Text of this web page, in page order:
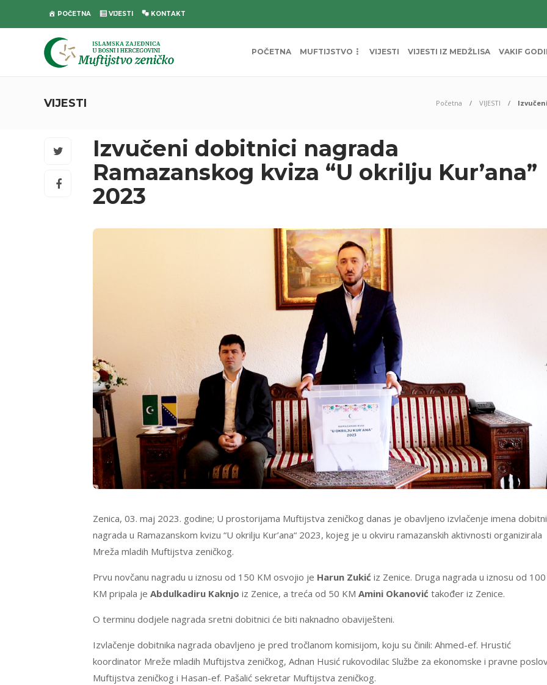
POČETNA VIJESTI KONTAKT
POČETNA MUFTIJSTVO VIJESTI VIJESTI IZ MEDŽLISA VAKIF
VIJESTI Početna VIJESTI
Izvučeni dobitnici nagrada
Ramazanskog kviza “U okrilju Kur’ana”
2023
Zenica, 03. maj 2023. godine; U prostorijama Muftijstva zeničkog danas je obavljeno izvlačenje imena
nagrada u Ramazanskom kvizu “U okrilju Kur’ana“ 2023, kojeg je u okviru ramazanskih aktivnosti organizirala
Mreža mladih Muftijstva zeničkog.
Prvu novčanu nagradu u iznosu od 150 KM osvojio je Harun Zukić iz Zenice. Druga nagrada u iznosu od 100
KM pripala je Abdulkadiru Kaknjo iz Zenice, a treća od 50 KM Amini Okanović također iz Zenice.
O terminu dodjele nagrada sretni dobitnici će biti naknadno obaviješteni.
Izvlačenje dobitnika nagrada obavljeno je pred tročlanom komisijom, koju su činili: Ahmed-ef. Hrustić
koordinator Mreže mladih Muftijstva zeničkog, Adnan Husić rukovodilac Službe za ekonomske i pravne
Muftijstva zeničkog i Hasan-ef. Pašalić sekretar Muftijstva zeničkog.